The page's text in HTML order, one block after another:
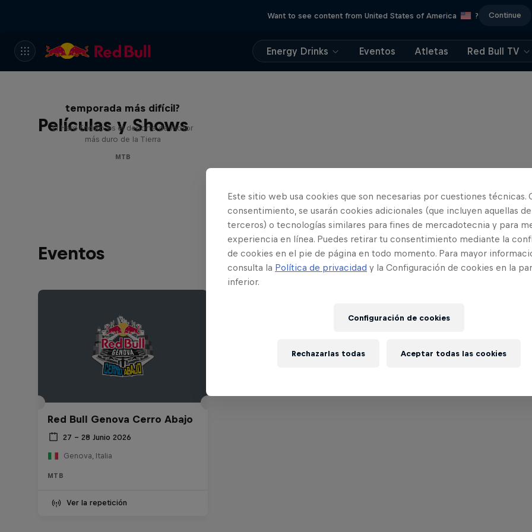
Want to see content from United States of America ? Continue
Energy Drinks Eventos Atletas Red Bull TV
Películas y Shows
temporada más difícil?
El Hard Enduro es el deporte de motor
más duro de la Tierra
MTB
Eventos
Red Bull Genova Cerro Abajo
27 – 28 Junio 2026
Genova, Italia
MTB
Ver la repetición
Este sitio web usa cookies que son necesarias por cuestiones técnicas.
consentimiento, se usarán cookies adicionales (que incluyen aquellas de
terceros) o tecnologías similares para fines de mercadotecnia y para
experiencia en línea. Puedes retirar tu consentimiento mediante la
de cookies en el pie de página en todo momento. Para mayor
consulta la Política de privacidad y la Configuración de cookies en la
inferior.
Configuración de cookies
Rechazarlas todas Aceptar todas las cookies